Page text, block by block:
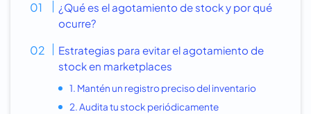
¿Qué es el agotamiento de stock y por qué
ocurre?
Estrategias para evitar el agotamiento de
stock en marketplaces
1. Mantén un registro preciso del inventario
2. Audita tu stock periódicamente